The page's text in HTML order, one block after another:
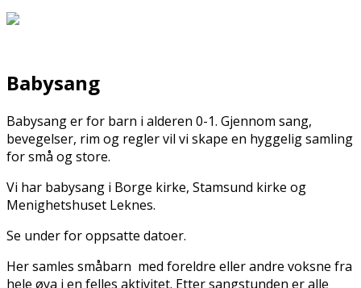
Babysang
Babysang er for barn i alderen 0-1. Gjennom sang,
bevegelser, rim og regler vil vi skape en hyggelig samling
for små og store.
Vi har babysang i Borge kirke, Stamsund kirke og
Menighetshuset Leknes.
Se under for oppsatte datoer.
Her samles småbarn med foreldre eller andre voksne fra
hele øya i en felles aktivitet. Etter sangstunden er alle